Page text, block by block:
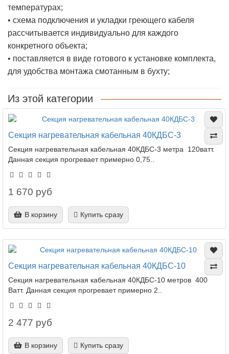
температурах;
• схема подключения и укладки греющего кабеля
рассчитывается индивидуально для каждого
конкретного объекта;
• поставляется в виде готового к установке комплекта,
для удобства монтажа смотанным в бухту;
Из этой категории
Секция нагревательная кабельная 40КДБС-3
Секция нагревательная кабельная 40КДБС-3 метра 120ватт.
Данная секция прогревает примерно 0,75..
1 670 руб
В корзину Купить сразу
Секция нагревательная кабельная 40КДБС-10
Секция нагревательная кабельная 40КДБС-10 метров 400
Ватт. Данная секция прогревает примерно 2..
2 477 руб
В корзину Купить сразу